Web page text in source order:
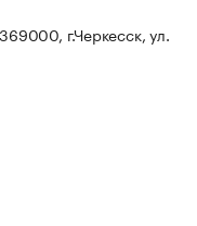
г.Черкесск, ул.